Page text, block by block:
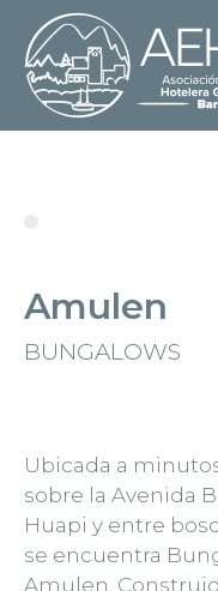
Amulen
BUNGALOWS
Ubicada a
sobre la Avenida
Huapi y entre
se encuentra
Amulen.